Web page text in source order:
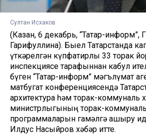
Султан Исхаков
(Казан, 6 декабрь, “Татар-информ”,
Гарифуллина). Быел Татарстанда
үткәрелгән күпфатирлы 33 торак
инспекциясе тарафыннан кабул
бүген “Татар-информ” мәгълүмат
матбугат конференциясендә
архитектура һәм торак-коммуналь
министрлыгының торак-
программаларын гамәлгә ашыру
Илдус Насыйров хәбәр итте.